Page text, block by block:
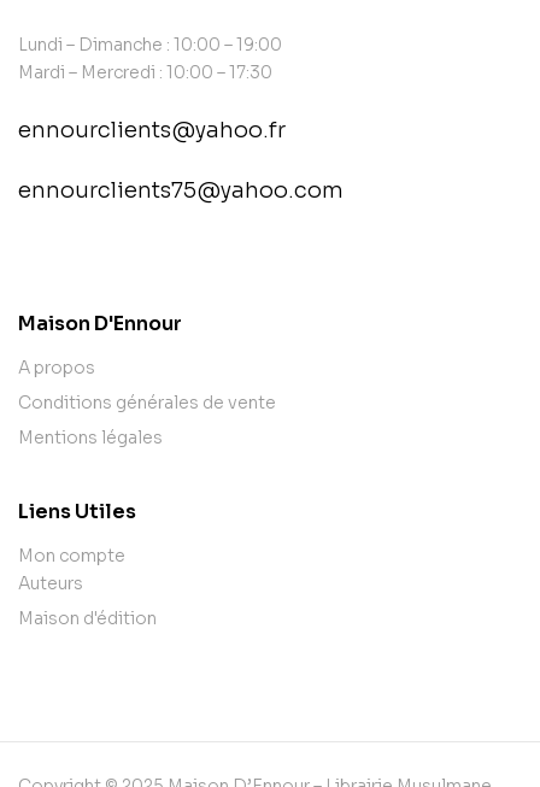
Lundi – Dimanche : 10:00 – 19:00
Mardi – Mercredi : 10:00 – 17:30
ennourclients@yahoo.fr
ennourclients75@yahoo.com
Maison D'Ennour
A propos
Conditions générales de vente
Mentions légales
Liens Utiles
Mon compte
Auteurs
Maison d'édition